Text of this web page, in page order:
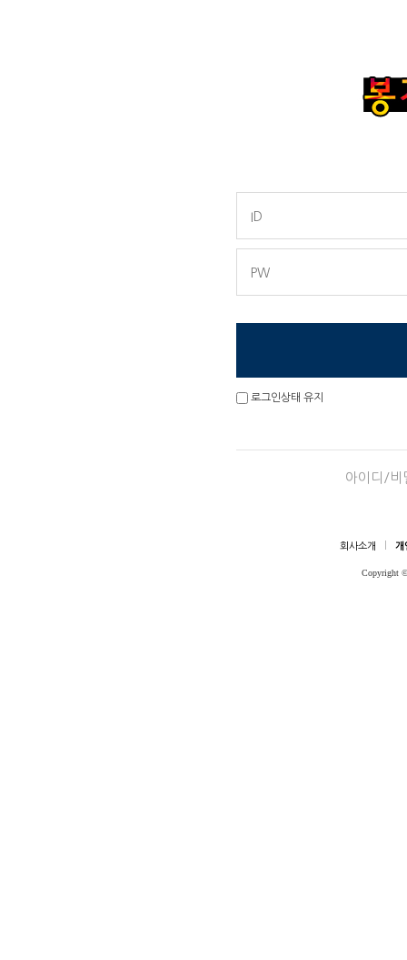
로그인상태 유지
아이디/비
회사소개 개
Copyright